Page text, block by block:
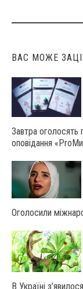
navigation
ВАС МОЖЕ
Завтра оголосять
оповідання
Оголосили
В Україні